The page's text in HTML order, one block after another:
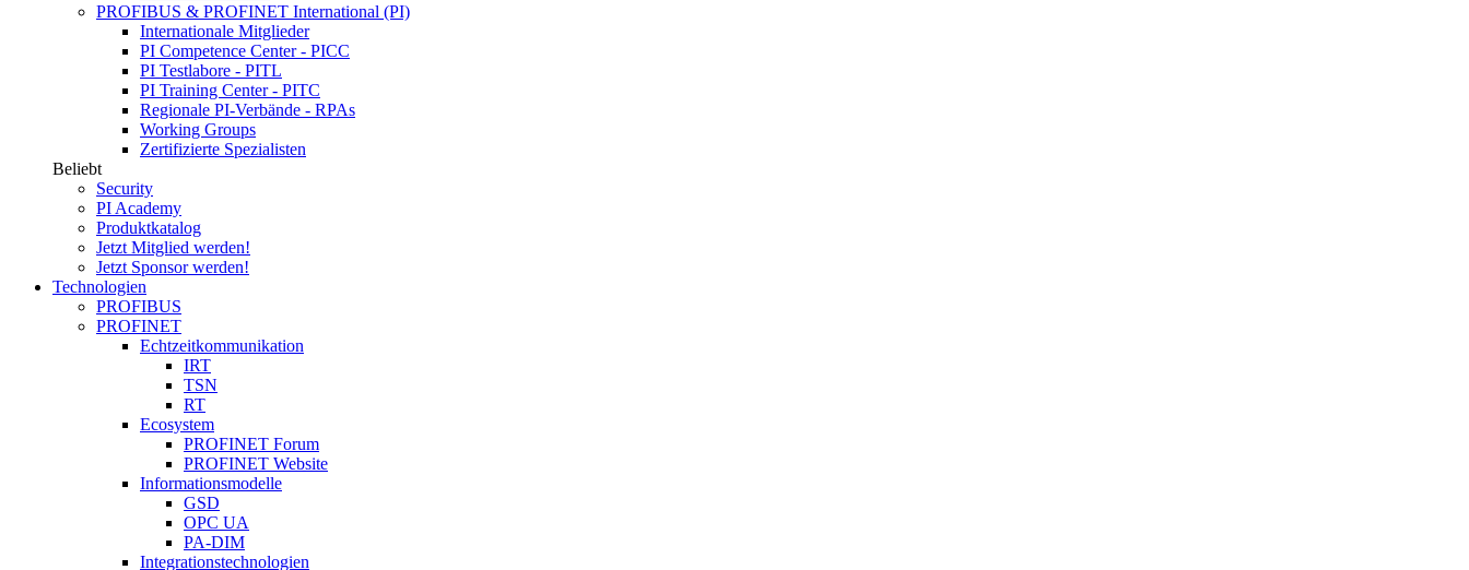
PROFIBUS & PROFINET International (PI)
Internationale Mitglieder
PI Competence Center - PICC
PI Testlabore - PITL
PI Training Center - PITC
Regionale PI-Verbände - RPAs
Working Groups
Zertifizierte Spezialisten
Beliebt
Security
PI Academy
Produktkatalog
Jetzt Mitglied werden!
Jetzt Sponsor werden!
Technologien
PROFIBUS
PROFINET
Echtzeitkommunikation
IRT
TSN
RT
Ecosystem
PROFINET Forum
PROFINET Website
Informationsmodelle
GSD
OPC UA
PA-DIM
Integrationstechnologien